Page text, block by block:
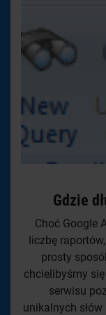
Gdzie
Choć Google
liczbę
prosty
chcielibyśmy
serwisu
unikalnych